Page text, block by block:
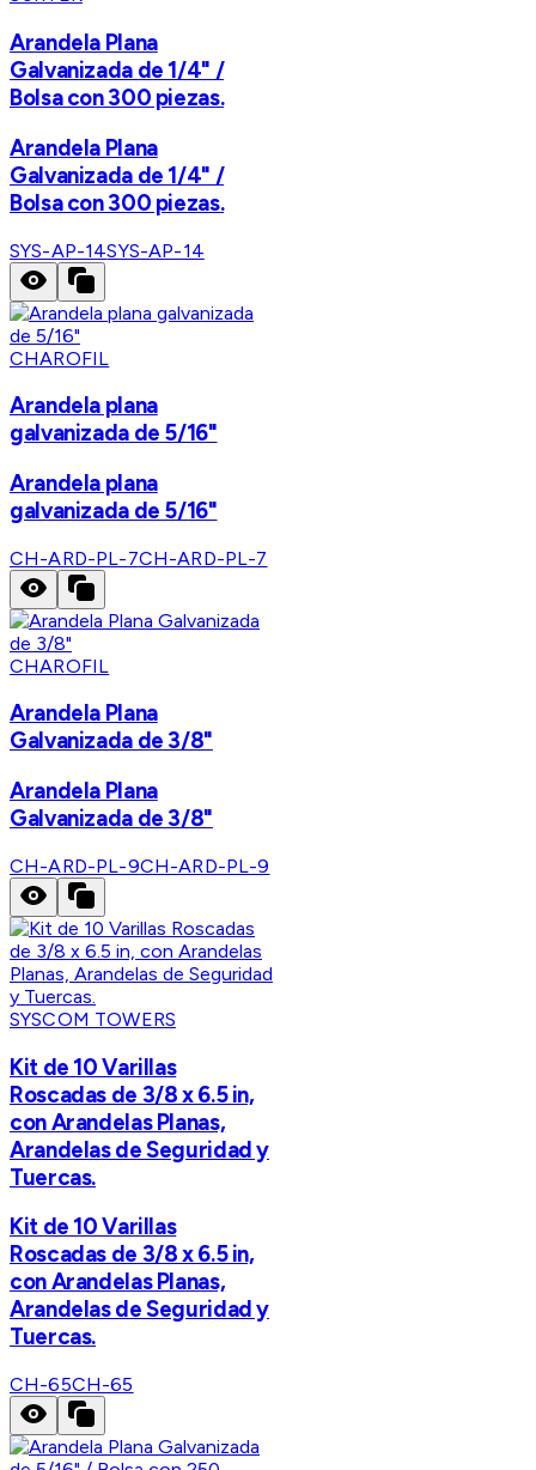
Arandela Plana
Galvanizada de 1/4" /
Bolsa con 300 piezas.
Arandela Plana
Galvanizada de 1/4" /
Bolsa con 300 piezas.
SYS-AP-14SYS-AP-14
CHAROFIL
Arandela plana
galvanizada de 5/16"
Arandela plana
galvanizada de 5/16"
CH-ARD-PL-7CH-ARD-PL-7
CHAROFIL
Arandela Plana
Galvanizada de 3/8"
Arandela Plana
Galvanizada de 3/8"
CH-ARD-PL-9CH-ARD-PL-9
SYSCOM TOWERS
Kit de 10 Varillas
Roscadas de 3/8 x 6.5 in,
con Arandelas Planas,
Arandelas de Seguridad y
Tuercas.
Kit de 10 Varillas
Roscadas de 3/8 x 6.5 in,
con Arandelas Planas,
Arandelas de Seguridad y
Tuercas.
CH-65CH-65